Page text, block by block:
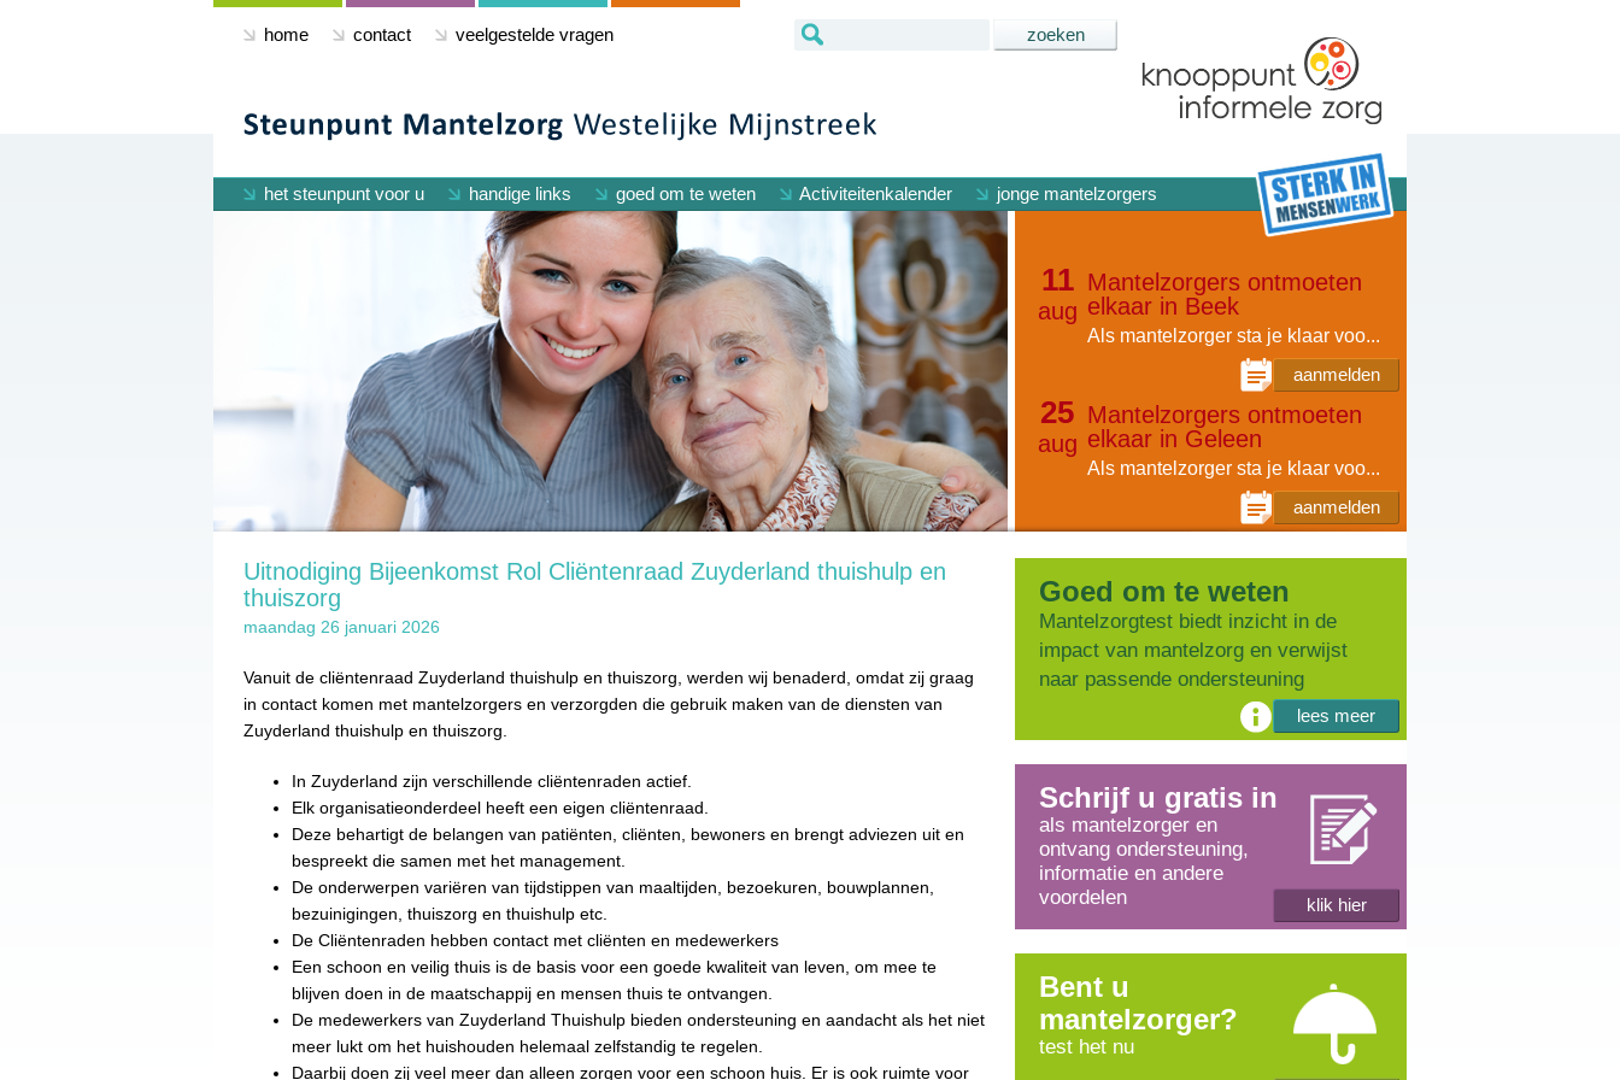
home contact veelgestelde vragen
het steunpunt voor u handige links goed om te weten Activiteitenkalender jonge mantelzorgers
11
aug
Mantelzorgers ontmoeten
elkaar in Beek
Als mantelzorger sta je klaar voo...
aanmelden
25
aug
Mantelzorgers ontmoeten
elkaar in Geleen
Als mantelzorger sta je klaar voo...
aanmelden
Uitnodiging Bijeenkomst Rol Cliëntenraad Zuyderland thuishulp en
thuiszorg
maandag 26 januari 2026
Vanuit de cliëntenraad Zuyderland thuishulp en thuiszorg, werden wij benaderd, omdat zij graag
in contact komen met mantelzorgers en verzorgden die gebruik maken van de diensten van
Zuyderland thuishulp en thuiszorg.
In Zuyderland zijn verschillende cliëntenraden actief.
Elk organisatieonderdeel heeft een eigen cliëntenraad.
Deze behartigt de belangen van patiënten, cliënten, bewoners en brengt adviezen uit en
bespreekt die samen met het management.
De onderwerpen variëren van tijdstippen van maaltijden, bezoekuren, bouwplannen,
bezuinigingen, thuiszorg en thuishulp etc.
De Cliëntenraden hebben contact met cliënten en medewerkers
Een schoon en veilig thuis is de basis voor een goede kwaliteit van leven, om mee te
blijven doen in de maatschappij en mensen thuis te ontvangen.
De medewerkers van Zuyderland Thuishulp bieden ondersteuning en aandacht als het niet
meer lukt om het huishouden helemaal zelfstandig te regelen.
Daarbij doen zij veel meer dan alleen zorgen voor een schoon huis. Er is ook ruimte voor
Goed om te weten
Mantelzorgtest biedt inzicht in de
impact van mantelzorg en verwijst
naar passende ondersteuning
lees meer
Schrijf u gratis in
als mantelzorger en
ontvang ondersteuning,
informatie en andere
voordelen
klik hier
Bent u
mantelzorger?
test het nu